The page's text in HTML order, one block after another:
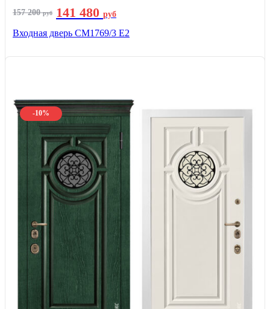
157 200руб 141 480 руб
Входная дверь СМ1769/3 Е2
-10%